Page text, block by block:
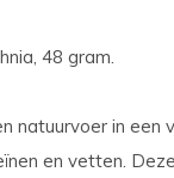
48 gram.
natuurvoer in een
en vetten.